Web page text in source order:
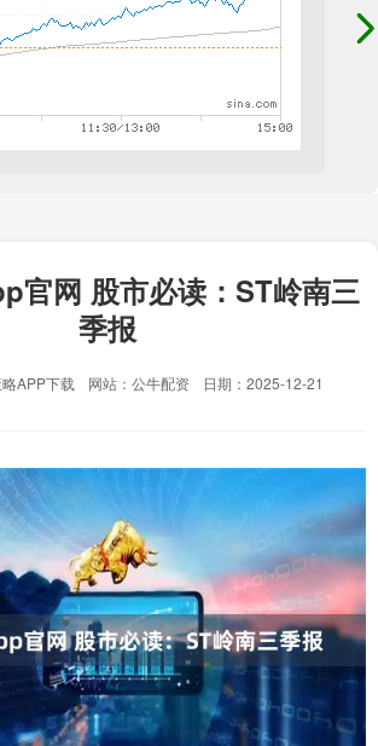
官网 股市必读：ST岭南三
季报
APP下载 网站：公牛配资
日期：2025-12-21